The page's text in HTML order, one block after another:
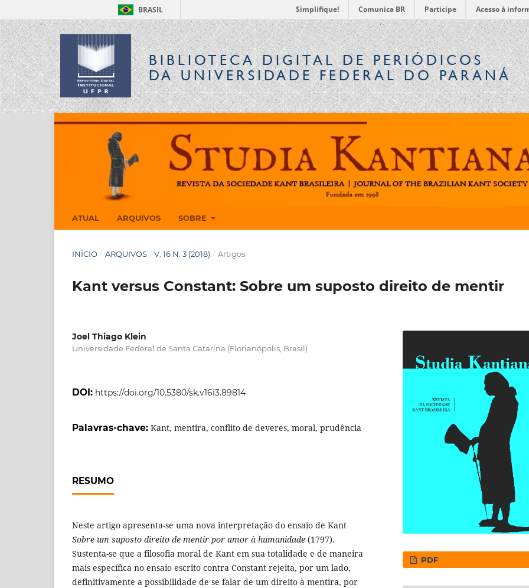
BRASIL Simplifique! Comunica BR Participe Acesso à
BIBLIOTECA DIGITALDE PERIÓDICOS
DA UNIVERSIDADE FEDERAL DO PARANÁ
ATUAL ARQUIVOS SOBRE
INÍCIO / ARQUIVOS / V. 16 N. 3 (2018) / Artigos
Kant versus Constant: Sobre um suposto direito de mentir
Joel Thiago Klein
Universidade Federal de Santa Catarina (Florianópolis, Brasil)
DOI: https://doi.org/10.5380/sk.v16i3.89814
Palavras-chave: Kant, mentira, conflito de deveres, moral, prudência
RESUMO
Neste artigo apresenta-se uma nova interpretação do ensaio de Kant
Sobre um suposto direito de mentir por amor à humanidade (1797).
Sustenta-se que a filosofia moral de Kant em sua totalidade e de maneira
mais específica no ensaio escrito contra Constant rejeita, por um lado,
definitivamente a possibilidade de se falar de um direito à mentira, por
PDF